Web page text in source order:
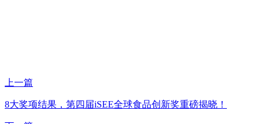
上一篇
8大奖项结果，第四届iSEE全球食品创新奖重磅揭晓！